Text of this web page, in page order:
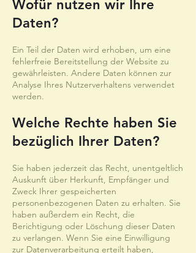
Wofür nutzen wir Ihre
Daten?
Ein Teil der Daten wird erhoben, um eine
fehlerfreie Bereitstellung der Website zu
gewährleisten. Andere Daten können zur
Analyse Ihres Nutzerverhaltens verwendet
werden.
Welche Rechte haben Sie
bezüglich Ihrer Daten?
Sie haben jederzeit das Recht, unentgeltlich
Auskunft über Herkunft, Empfänger und
Zweck Ihrer gespeicherten
personenbezogenen Daten zu erhalten. Sie
haben außerdem ein Recht, die
Berichtigung oder Löschung dieser Daten
zu verlangen. Wenn Sie eine Einwilligung
zur Datenverarbeitung erteilt haben,